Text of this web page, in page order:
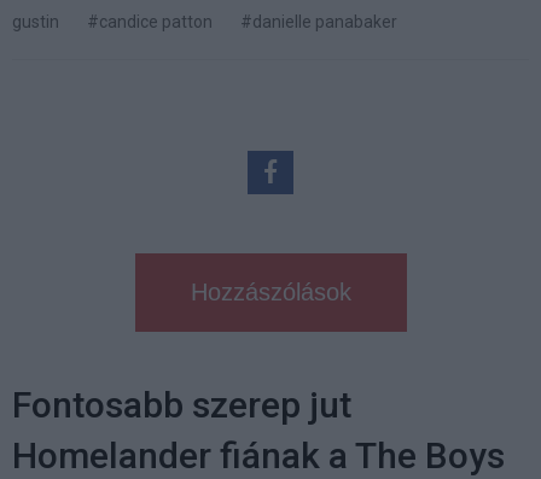
gustin
#candice patton #danielle panabaker
Hozzászólások
Fontosabb szerep jut
Homelander fiának a The Boys